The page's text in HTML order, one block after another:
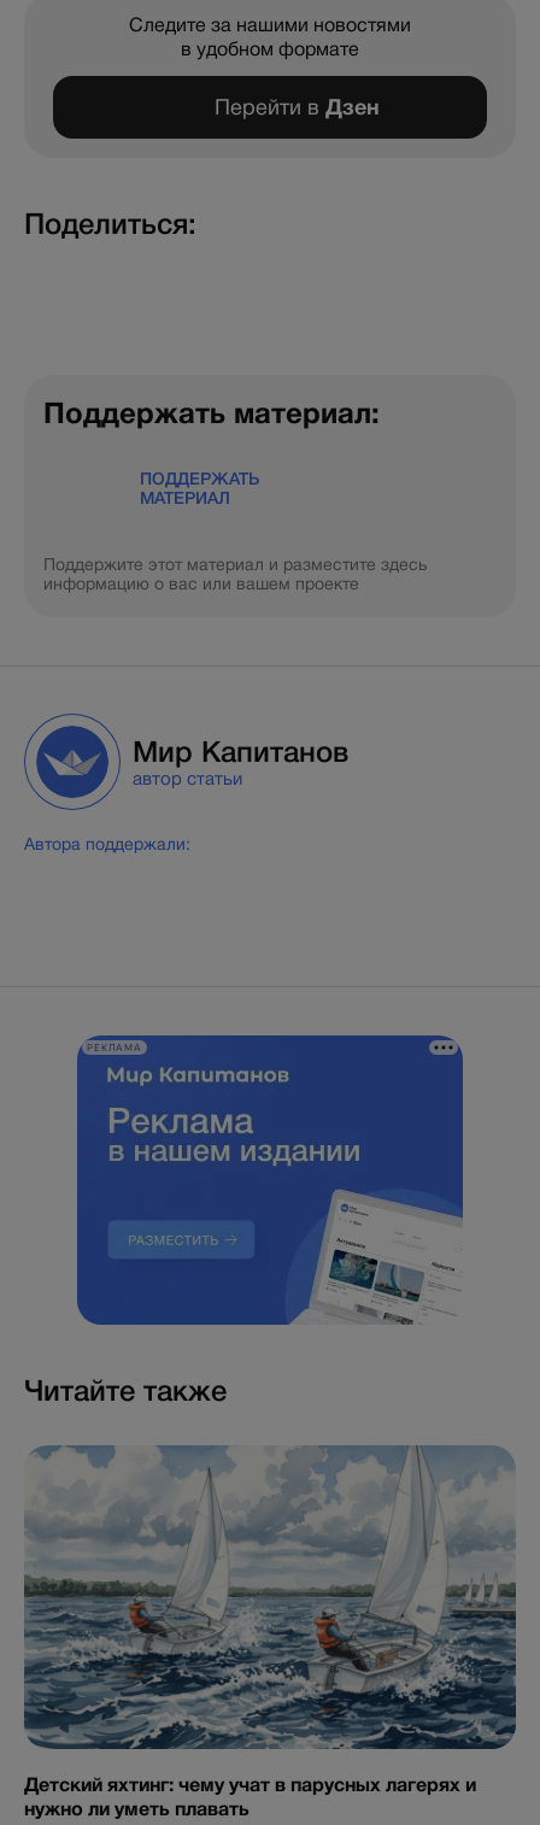
Следите за нашими новостями
в удобном формате
Перейти в Дзен
Поделиться:
Поддержать материал:
ПОДДЕРЖАТЬ
МАТЕРИАЛ
Поддержите этот материал и разместите здесь
информацию о вас или вашем проекте
Мир Капитанов
автор статьи
Автора поддержали:
РЕКЛАМА
Читайте также
Детский яхтинг: чему учат в парусных лагерях и
нужно ли уметь плавать